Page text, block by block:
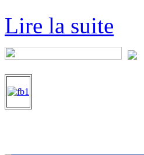
Lire la suite